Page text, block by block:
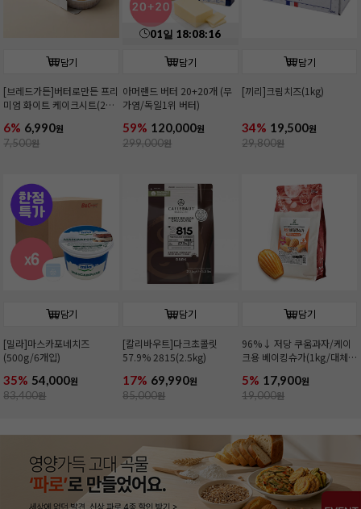
담기
[브레드가든]버터로만든 프리
미엄 화이트 케이크시트(2호/
6% 6,990원
7,500원
01일 18:08:15
담기
아머랜드 버터 20+20개 (무
가염/독일1위 버터)
59% 120,000원
299,000원
담기
[끼리]크림치즈(1kg)
34% 19,500원
29,800원
담기
[밀라]마스카포네치즈
(500g/6개입)
35% 54,000원
83,400원
담기
[칼리바우트]다크초콜릿
57.9% 2815(2.5kg)
17% 69,990원
85,000원
담기
96%↓ 저당 쿠움과자/케이
크용 베이킹슈가(1kg/대체
5% 17,900원
19,000원